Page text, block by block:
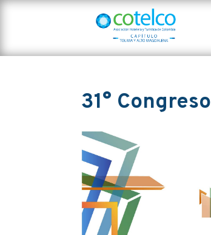
31°